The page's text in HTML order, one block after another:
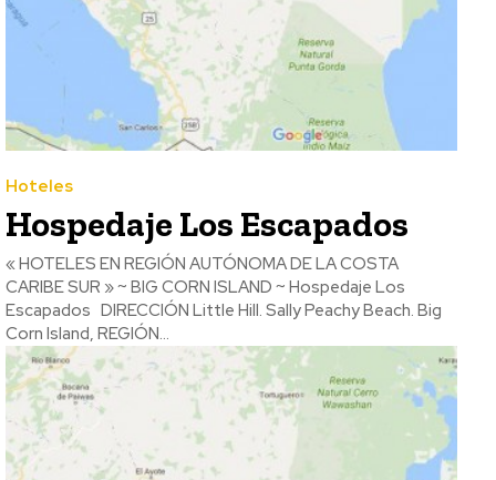
Hoteles
Hospedaje Los Escapados
« HOTELES EN REGIÓN AUTÓNOMA DE LA COSTA
CARIBE SUR » ~ BIG CORN ISLAND ~ Hospedaje Los
Escapados DIRECCIÓN Little Hill. Sally Peachy Beach. Big
Corn Island, REGIÓN...